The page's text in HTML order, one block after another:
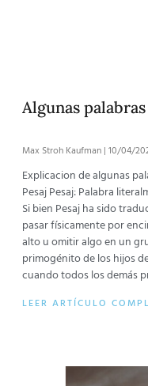
Algunas
Max Stroh Kaufman 10/04/
Explicacion de algunas
Pesaj Pesaj: Palabra
Si bien Pesaj ha sido
pasar físicamente por
alto u omitir algo en un
primogénito de los hijos
cuando todos los demás
LEER ARTÍCULO